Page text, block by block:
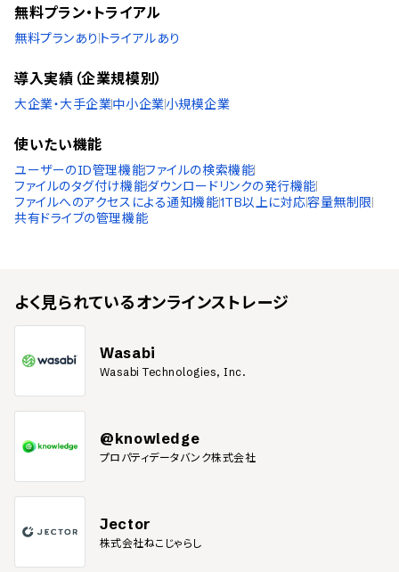
MOVファイル対応
MPEGPSファイル対応
FLVファイル対応
マイクロソフト製品ファイルのプレビュー表示
XLSファイル対応
XLSXファイル対応
PPTファイル対応
PPTXファイル対応
DOCファイル対応
Aiファイル対応
PDFファイル対応
EPSファイル対応
Apple製品ファイルのプレビュー表示
KEYファイル対応
Numbersファイル対応
DWGファイル対応
DXFファイル対応
無料プラン・トライアル
無料プランあり トライアルあり
導入実績（企業規模別）
大企業・大手企業中小企業小規模企業
使いたい機能
ユーザーのID管理機能ファイルの検索機能
ファイルのタグ付け機能ダウンロードリンクの発行機能
ファイルへのアクセスによる通知機能1TB以上に対応容量無制限
共有ドライブの管理機能
よく見られているオンラインストレージ
Wasabi
Wasabi Technologies, Inc.
@knowledge
プロパティデータバンク株式会社
Jector
株式会社ねこじゃらし